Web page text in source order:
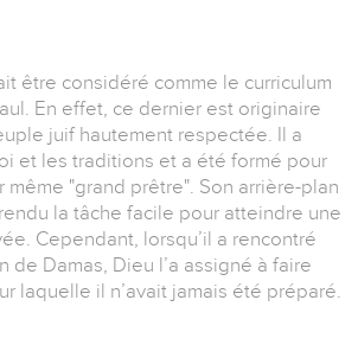
être considéré comme le curriculum
En effet, ce dernier est originaire
juif hautement respectée. Il a
et les traditions et a été formé pour
même "grand prêtre". Son arrière-plan
la tâche facile pour atteindre une
Cependant, lorsqu’il a rencontré
de Damas, Dieu l’a assigné à faire
laquelle il n’avait jamais été préparé.